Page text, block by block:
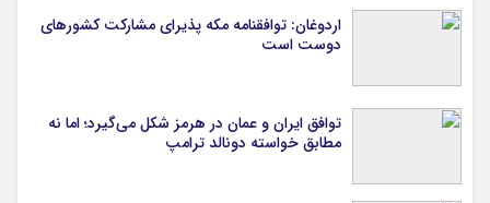
اردوغان: توافقنامه مکه پذیرای مشارکت کشورهای
دوست است
توافق ایران و عمان در هرمز شکل می‌گیرد؛ اما نه
مطابق خواسته دونالد ترامپ